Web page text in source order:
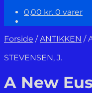
0,00 kr. 0 varer
Forside /ANTIKKEN /
STEVENSEN, J.
A New